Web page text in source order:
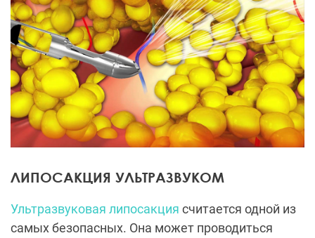
ЛИПОСАКЦИЯ УЛЬТРАЗВУКОМ
Ультразвуковая липосакция считается одной из
самых безопасных. Она может проводиться